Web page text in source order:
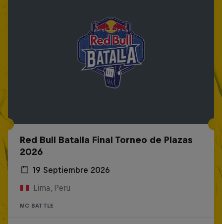
Red Bull Batalla Final Torneo de Plazas
2026
19 Septiembre 2026
Lima, Peru
MC BATTLE